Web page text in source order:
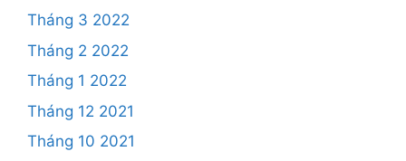
Tháng 3 2022
Tháng 2 2022
Tháng 1 2022
Tháng 12 2021
Tháng 10 2021